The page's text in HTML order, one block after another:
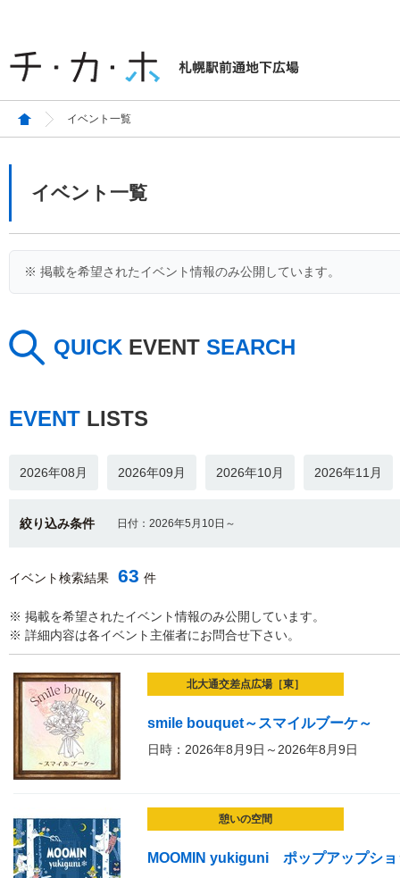
イベント一覧
イベント一覧
※ 掲載を希望されたイベント情報のみ公開しています。
QUICK EVENT SEARCH
EVENT LISTS
2026年08月 2026年09月 2026年10月 2026年11月
絞り込み条件 日付：2026年5月10日～
イベント検索結果 63 件
※ 掲載を希望されたイベント情報のみ公開しています。
※ 詳細内容は各イベント主催者にお問合せ下さい。
北大通交差点広場［東］
smile bouquet～スマイルブーケ～
日時：2026年8月9日～2026年8月9日
憩いの空間
MOOMIN yukiguni ポップアップショ